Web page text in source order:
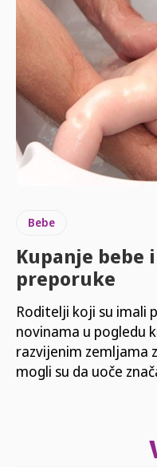
Bebe
Kupanje bebe
preporuke
Roditelji koji su imali
novinama u pogledu
razvijenim zemljama
mogli su da uoče